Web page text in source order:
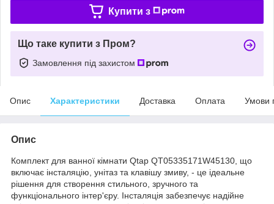
Купити з
Що таке купити з Пром?
Замовлення під захистом
Опис Характеристики Доставка Оплата Умови
Опис
Комплект для ванної кімнати Qtap QT05335171W45130, що
включає інсталяцію, унітаз та клавішу змиву, - це ідеальне
рішення для створення стильного, зручного та
функціонального інтер'єру. Інсталяція забезпечує надійне